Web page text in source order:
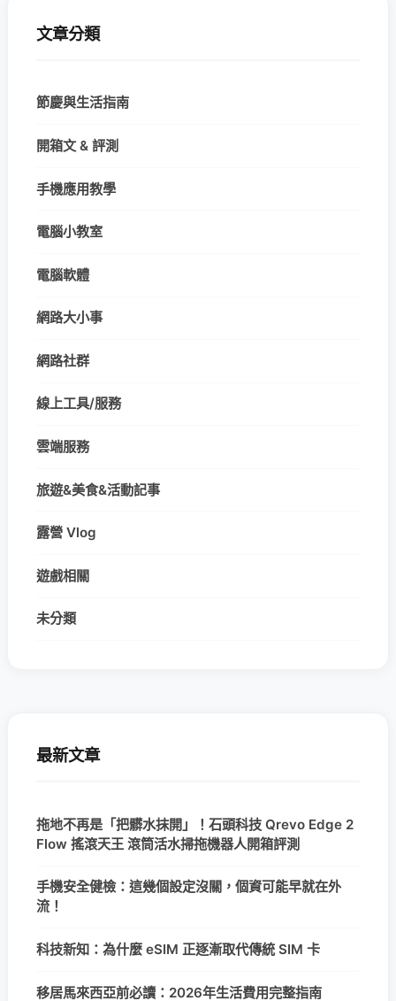
文章分類
節慶與生活指南
開箱文 & 評測
手機應用教學
電腦小教室
電腦軟體
網路大小事
網路社群
線上工具/服務
雲端服務
旅遊&美食&活動記事
露營 Vlog
遊戲相關
未分類
最新文章
拖地不再是「把髒水抹開」！石頭科技 Qrevo Edge 2
Flow 搖滾天王 滾筒活水掃拖機器人開箱評測
手機安全健檢：這幾個設定沒關，個資可能早就在外
流！
科技新知：為什麼 eSIM 正逐漸取代傳統 SIM 卡
移居馬來西亞前必讀：2026年生活費用完整指南